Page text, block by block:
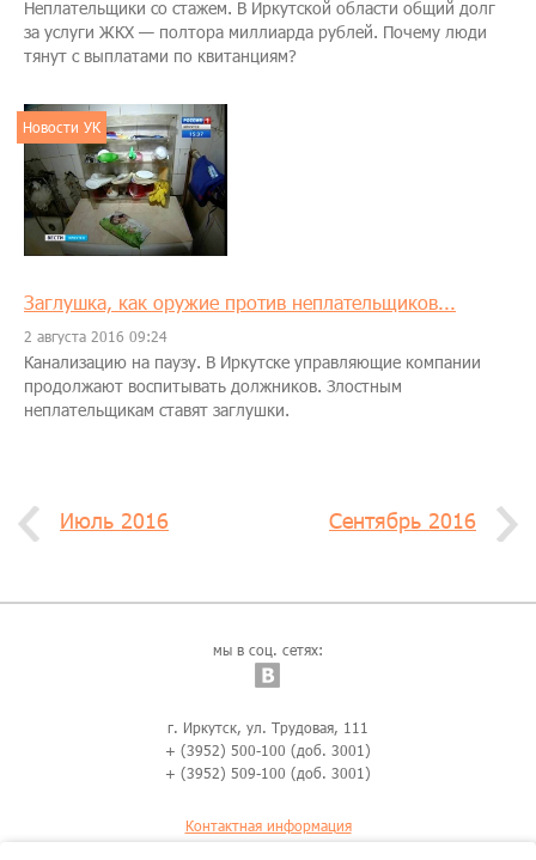
Неплательщики со стажем. В Иркутской области общий долг
за услуги ЖКХ — полтора миллиарда рублей. Почему люди
тянут с выплатами по квитанциям?
Новости УК
Заглушка, как оружие против неплательщиков...
2 августа 2016 09:24
Канализацию на паузу. В Иркутске управляющие компании
продолжают воспитывать должников. Злостным
неплательщикам ставят заглушки.
Июль 2016 Сентябрь 2016
мы в соц. сетях:
г. Иркутск, ул. Трудовая, 111
+ (3952) 500-100 (доб. 3001)
+ (3952) 509-100 (доб. 3001)
Контактная информация